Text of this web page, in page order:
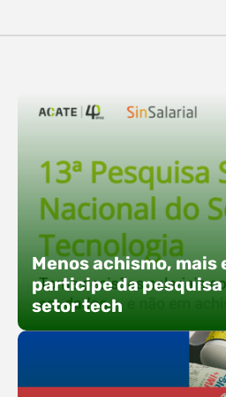
O Polo ACATE-ACIRS
direta: transformar o
de conexões e
empresas associadas
que estará conectado a um
alternativos do evento. A
fortalece o ecossistema e
Menos achismo,
participe da
setor tech